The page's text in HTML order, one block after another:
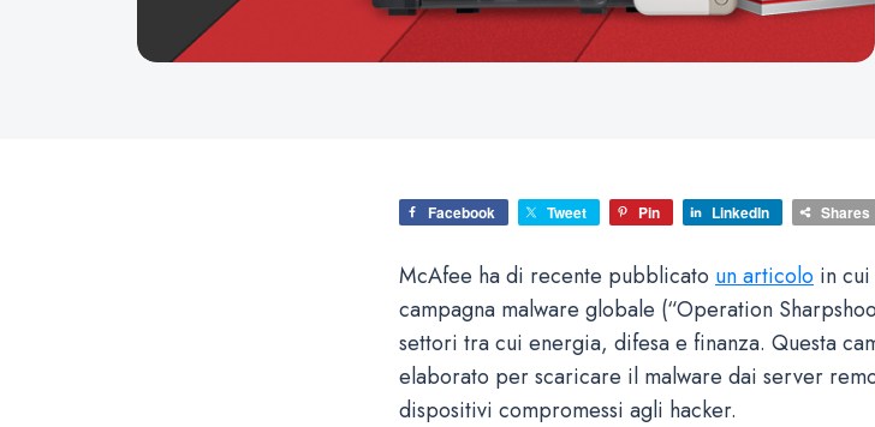
Facebook Tweet Pin LinkedIn Shares
McAfee ha di recente pubblicato un articolo in
campagna malware globale (“Operation
settori tra cui energia, difesa e finanza. Questa
elaborato per scaricare il malware dai server
dispositivi compromessi agli hacker.